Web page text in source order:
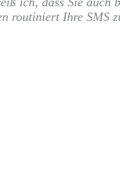
routiniert Ihre